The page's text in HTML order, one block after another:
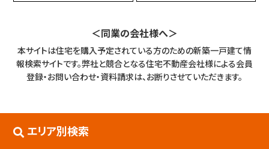
＜同業の会社様へ＞
本サイトは住宅を購入予定されている方のための新築一戸建て情
報検索サイトです。弊社と競合となる住宅不動産会社様による会員
登録・お問い合わせ・資料請求は、お断りさせていただきます。
エリア別検索